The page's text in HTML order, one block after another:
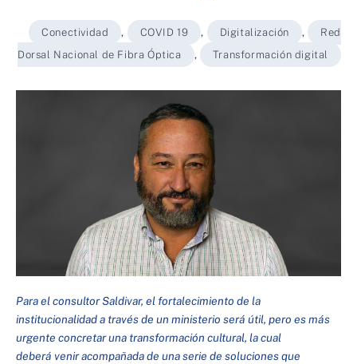
Conectividad , COVID 19 , Digitalización ,
Red
Dorsal Nacional de Fibra Óptica
, Transformación digital
Para el consultor Saldivar, el fortalecimiento de la
institucionalidad a través de un ministerio será útil, pero es más
urgente concretar una transformación cultural, la cual
deberá venir acompañada de una serie de soluciones que